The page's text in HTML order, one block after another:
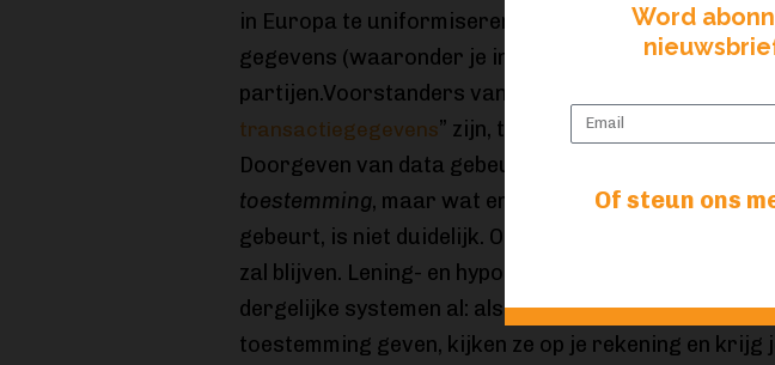
in Europa te uniformiseren. PSD2 zorgt dat er zeer
gegevens (waaronder je inkomen) terecht komen bij
partijen.Voorstanders van PSD2 zeggen dat het “
transactiegegevens” zijn, terwijl daar veel uit af te
Doorgeven van data gebeurt alleen met
toestemming, maar wat er na toestemming met de
gebeurt, is niet duidelijk. Ook is de vraag hoe vrijwillig
zal blijven. Lening- en hypotheekverstrekkers
dergelijke systemen al: als je een lening aanvraagt
toestemming geven, kijken ze op je rekening en krijg
Word
Of steun ons